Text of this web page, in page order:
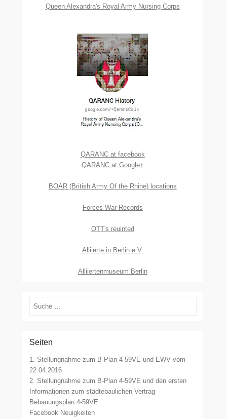
Queen Alexandra's Royal Army Nursing Corps
QARANC at facebook
QARANC at Google+
BOAR (British Army Of the Rhine) locations
Forces War Records
OTT's reuinted
Alliierte in Berlin e.V.
Alliiertenmuseum Berlin
Suchen
Seiten
1. Stellungnahme zum B-Plan 4-59VE und EWV vom
22.04.2016
2. Stellungnahme zum B-Plan 4-59VE und den ersten
Informationen zum städtebaulichen Vertrag
Bebauungsplan 4-59VE
Facebook Neuigkeiten